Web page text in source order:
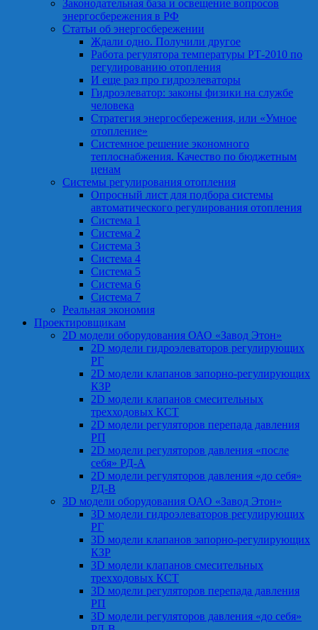
Законодательная база и освещение вопросов
энергосбережения в РФ
Статьи об энергосбережении
Ждали одно. Получили другое
Работа регулятора температуры РТ-2010 по
регулированию отопления
И еще раз про гидроэлеваторы
Гидроэлеватор: законы физики на службе
человека
Стратегия энергосбережения, или «Умное
отопление»
Системное решение экономного
теплоснабжения. Качество по бюджетным
ценам
Системы регулирования отопления
Опросный лист для подбора системы
автоматического регулирования отопления
Система 1
Система 2
Система 3
Система 4
Система 5
Система 6
Система 7
Реальная экономия
Проектировщикам
2D модели оборудования ОАО «Завод Этон»
2D модели гидроэлеваторов регулирующих
РГ
2D модели клапанов запорно-регулирующих
КЗР
2D модели клапанов смесительных
трехходовых КСТ
2D модели регуляторов перепада давления
РП
2D модели регуляторов давления «после
себя» РД-А
2D модели регуляторов давления «до себя»
РД-В
3D модели оборудования ОАО «Завод Этон»
3D модели гидроэлеваторов регулирующих
РГ
3D модели клапанов запорно-регулирующих
КЗР
3D модели клапанов смесительных
трехходовых КСТ
3D модели регуляторов перепада давления
РП
3D модели регуляторов давления «до себя»